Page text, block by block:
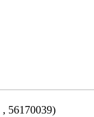
56170039)